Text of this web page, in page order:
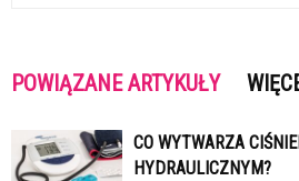
POWIĄZANE ARTYKUŁY
CO WYTWARZA
HYDRAULICZNYM?